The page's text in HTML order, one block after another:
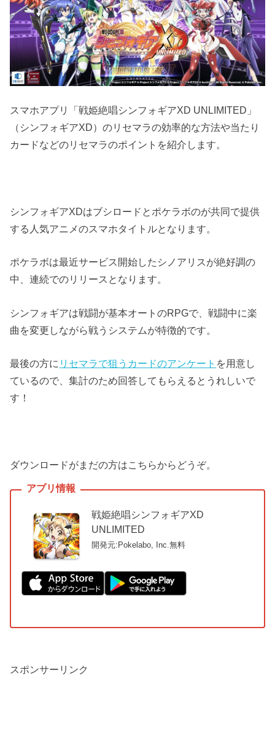
スマホアプリ「戦姫絶唱シンフォギアXD UNLIMITED」
（シンフォギアXD）のリセマラの効率的な方法や当たり
カードなどのリセマラのポイントを紹介します。
シンフォギアXDはブシロードとポケラボのが共同で提供
する人気アニメのスマホタイトルとなります。
ポケラボは最近サービス開始したシノアリスが絶好調の
中、連続でのリリースとなります。
シンフォギアは戦闘が基本オートのRPGで、戦闘中に楽
曲を変更しながら戦うシステムが特徴的です。
最後の方に リセマラで狙うカードのアンケート を用意し
ているので、集計のため回答してもらえるとうれしいで
す！
ダウンロードがまだの方はこちらからどうぞ。
戦姫絶唱シンフォギアXD
UNLIMITED
開発元:Pokelabo, Inc.無料
スポンサーリンク